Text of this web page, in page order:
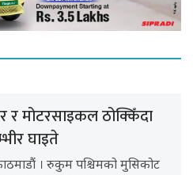
र मोटरसाइकल ठोक्किँदा
घाइते
। रुकुम पश्चिमको मुसिकोट